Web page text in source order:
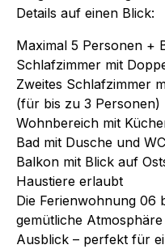
Details auf einen Blick:
Maximal 5 Personen +
Schlafzimmer mit
Zweites Schlafzimmer
(für bis zu 3 Personen)
Wohnbereich mit
Bad mit Dusche und WC
Balkon mit Blick auf
Haustiere erlaubt
Die Ferienwohnung 06
gemütliche
Ausblick – perfekt für